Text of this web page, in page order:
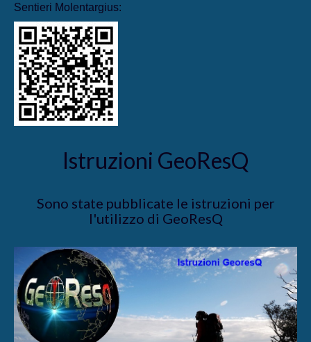
Sentieri Molentargius:
Istruzioni GeoResQ
Sono state pubblicate le istruzioni per
l'utilizzo di GeoResQ